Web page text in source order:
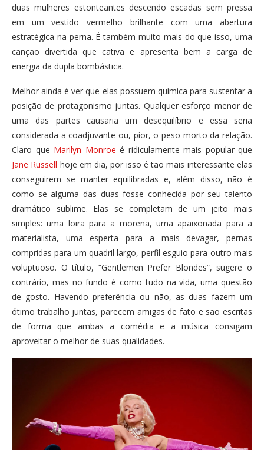
duas mulheres estonteantes descendo escadas sem pressa
em um vestido vermelho brilhante com uma abertura
estratégica na perna. É também muito mais do que isso, uma
canção divertida que cativa e apresenta bem a carga de
energia da dupla bombástica.
Melhor ainda é ver que elas possuem química para sustentar a
posição de protagonismo juntas. Qualquer esforço menor de
uma das partes causaria um desequilíbrio e essa seria
considerada a coadjuvante ou, pior, o peso morto da relação.
Claro que Marilyn Monroe é ridiculamente mais popular que
Jane Russell hoje em dia, por isso é tão mais interessante elas
conseguirem se manter equilibradas e, além disso, não é
como se alguma das duas fosse conhecida por seu talento
dramático sublime. Elas se completam de um jeito mais
simples: uma loira para a morena, uma apaixonada para a
materialista, uma esperta para a mais devagar, pernas
compridas para um quadril largo, perfil esguio para outro mais
voluptuoso. O título, “Gentlemen Prefer Blondes”, sugere o
contrário, mas no fundo é como tudo na vida, uma questão
de gosto. Havendo preferência ou não, as duas fazem um
ótimo trabalho juntas, parecem amigas de fato e são escritas
de forma que ambas a comédia e a música consigam
aproveitar o melhor de suas qualidades.